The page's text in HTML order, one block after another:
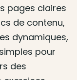
pages claires
de contenu,
dynamiques,
pour
des